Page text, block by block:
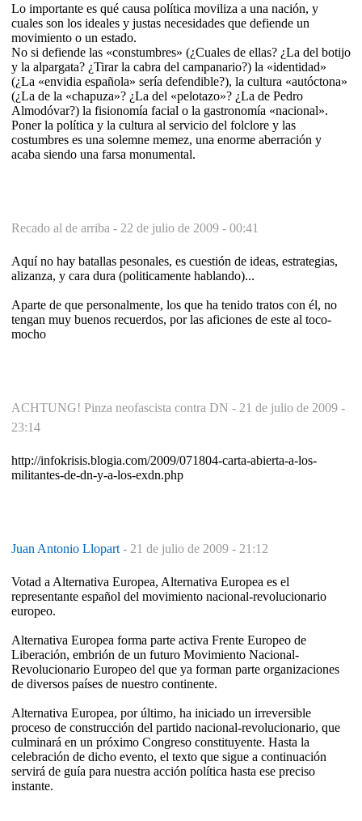
Lo importante es qué causa política moviliza a una nación, y
cuales son los ideales y justas necesidades que defiende un
movimiento o un estado.
No si defiende las «constumbres» (¿Cuales de ellas? ¿La del botijo
y la alpargata? ¿Tirar la cabra del campanario?) la «identidad»
(¿La «envidia española» sería defendible?), la cultura «autóctona»
(¿La de la «chapuza»? ¿La del «pelotazo»? ¿La de Pedro
Almodóvar?) la fisionomía facial o la gastronomía «nacional».
Poner la política y la cultura al servicio del folclore y las
costumbres es una solemne memez, una enorme aberración y
acaba siendo una farsa monumental.
Recado al de arriba - 22 de julio de 2009 - 00:41
Aquí no hay batallas pesonales, es cuestión de ideas, estrategias,
alizanza, y cara dura (politicamente hablando)...
Aparte de que personalmente, los que ha tenido tratos con él, no
tengan muy buenos recuerdos, por las aficiones de este al toco-
mocho
ACHTUNG! Pinza neofascista contra DN - 21 de julio de 2009 -
23:14
http://infokrisis.blogia.com/2009/071804-carta-abierta-a-los-
militantes-de-dn-y-a-los-exdn.php
Juan Antonio Llopart - 21 de julio de 2009 - 21:12
Votad a Alternativa Europea, Alternativa Europea es el
representante español del movimiento nacional-revolucionario
europeo.
Alternativa Europea forma parte activa Frente Europeo de
Liberación, embrión de un futuro Movimiento Nacional-
Revolucionario Europeo del que ya forman parte organizaciones
de diversos países de nuestro continente.
Alternativa Europea, por último, ha iniciado un irreversible
proceso de construcción del partido nacional-revolucionario, que
culminará en un próximo Congreso constituyente. Hasta la
celebración de dicho evento, el texto que sigue a continuación
servirá de guía para nuestra acción política hasta ese preciso
instante.